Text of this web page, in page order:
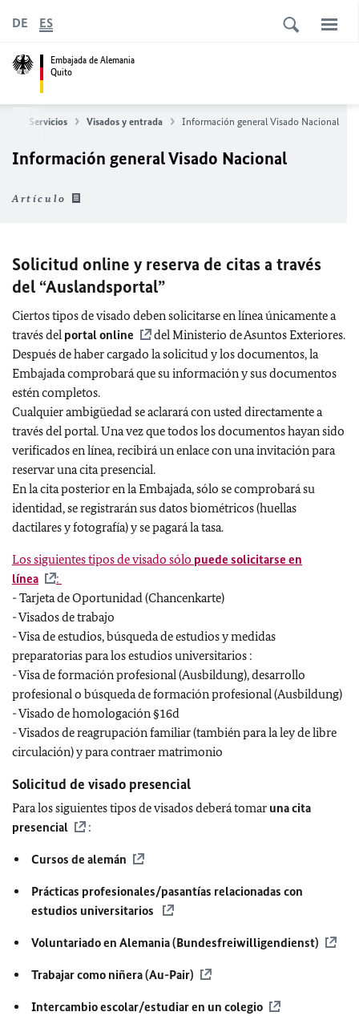
Embajada de Alemania
Quito
DE ES
Servicios Visados y entrada Información general Visado Nacional
Información general Visado Nacional
Artículo
Solicitud online y reserva de citas a través
del “Auslandsportal”
Ciertos tipos de visado deben solicitarse en línea únicamente a
través del portal online
del Ministerio de Asuntos Exteriores.
Después de haber cargado la solicitud y los documentos, la
Embajada comprobará que su información y sus documentos
estén completos.
Cualquier ambigüedad se aclarará con usted directamente a
través del portal. Una vez que todos los documentos hayan sido
verificados en línea, recibirá un enlace con una invitación para
reservar una cita presencial.
En la cita posterior en la Embajada, sólo se comprobará su
identidad, se registrarán sus datos biométricos (huellas
dactilares y fotografía) y se pagará la tasa.
Los siguientes tipos de visado sólo puede solicitarse en
línea
:
- Tarjeta de Oportunidad (Chancenkarte)
- Visados de trabajo
- Visa de estudios, búsqueda de estudios y medidas
preparatorias para los estudios universitarios :
- Visa de formación profesional (Ausbildung), desarrollo
profesional o búsqueda de formación profesional (Ausbildung)
- Visado de homologación §16d
- Visados de reagrupación familiar (también para la ley de libre
circulación) y para contraer matrimonio
Solicitud de visado presencial
Para los siguientes tipos de visados deberá tomar una cita
presencial
:
Cursos de alemán
Prácticas profesionales/pasantías relacionadas con
estudios universitarios
Voluntariado en Alemania (Bundesfreiwilligendienst)
Trabajar como niñera (Au-Pair)
Intercambio escolar/estudiar en un colegio